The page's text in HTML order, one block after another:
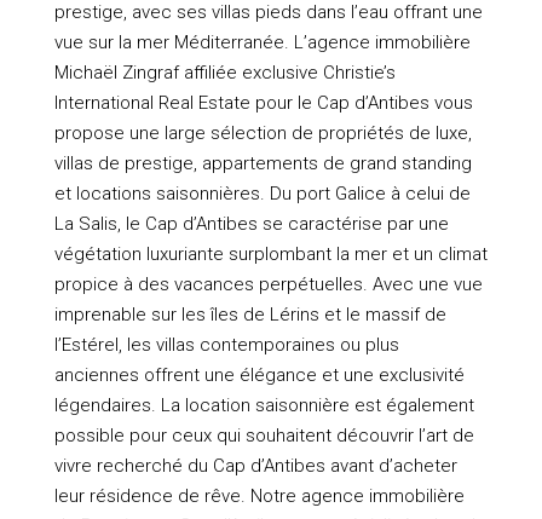
prestige, avec ses villas pieds dans l’eau offrant une
vue sur la mer Méditerranée. L’agence immobilière
Michaël Zingraf affiliée exclusive Christie’s
International Real Estate pour le Cap d’Antibes vous
propose une large sélection de propriétés de luxe,
villas de prestige, appartements de grand standing
et locations saisonnières. Du port Galice à celui de
La Salis, le Cap d’Antibes se caractérise par une
végétation luxuriante surplombant la mer et un climat
propice à des vacances perpétuelles. Avec une vue
imprenable sur les îles de Lérins et le massif de
l’Estérel, les villas contemporaines ou plus
anciennes offrent une élégance et une exclusivité
légendaires. La location saisonnière est également
possible pour ceux qui souhaitent découvrir l’art de
vivre recherché du Cap d’Antibes avant d’acheter
leur résidence de rêve. Notre agence immobilière